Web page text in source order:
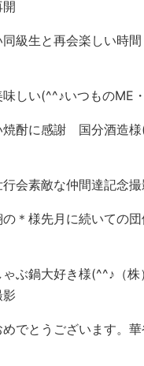
同級生と再会楽しい時
しい(^^♪いつものME
焼酎に感謝 国分酒造
行会素敵な仲間達記念
の＊様先月に続いての
ゃぶ鍋大好き様(^^♪（
影
でとうございます。